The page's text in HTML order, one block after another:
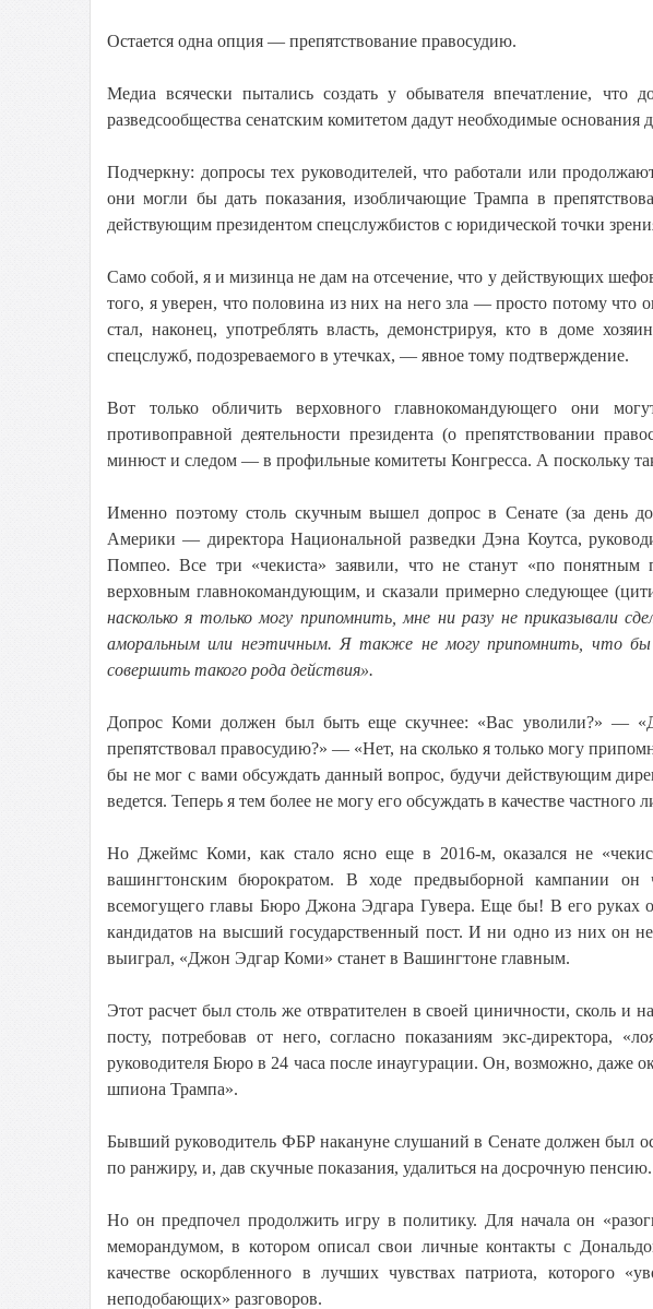
Остается одна опция — препятствование правосудию.
Медиа всячески пытались создать у обывателя впечатление,
разведсообщества сенатским комитетом дадут необходимые
Подчеркну: допросы тех руководителей, что работали или
они могли бы дать показания, изобличающие Трампа в
действующим президентом спецслужбистов с юридической точки
Само собой, я и мизинца не дам на отсечение, что у действующих
того, я уверен, что половина из них на него зла — просто потому что
стал, наконец, употреблять власть, демонстрируя, кто в доме
спецслужб, подозреваемого в утечках, — явное тому подтверждение.
Вот только обличить верховного главнокомандующего они
противоправной деятельности президента (о препятствовании
минюст и следом — в профильные комитеты Конгресса. А поскольку
Именно поэтому столь скучным вышел допрос в Сенате (за день
Америки — директора Национальной разведки Дэна Коутса,
Помпео. Все три «чекиста» заявили, что не станут «по понятным
верховным главнокомандующим, и сказали примерно следующее
насколько я только могу припомнить, мне ни разу не приказывали
аморальным или неэтичным. Я также не могу припомнить, что бы
совершить такого рода действия».
Допрос Коми должен был быть еще скучнее: «Вас уволили?» —
препятствовал правосудию?» — «Нет, на сколько я только могу
бы не мог с вами обсуждать данный вопрос, будучи действующим
ведется. Теперь я тем более не могу его обсуждать в качестве частного
Но Джеймс Коми, как стало ясно еще в 2016-м, оказался не
вашингтонским бюрократом. В ходе предвыборной кампании
всемогущего главы Бюро Джона Эдгара Гувера. Еще бы! В его руках
кандидатов на высший государственный пост. И ни одно из них он
выиграл, «Джон Эдгар Коми» станет в Вашингтоне главным.
Этот расчет был столь же отвратителен в своей циничности, сколь и
посту, потребовав от него, согласно показаниям экс-директора,
руководителя Бюро в 24 часа после инаугурации. Он, возможно, даже
шпиона Трампа».
Бывший руководитель ФБР накануне слушаний в Сенате должен был
по ранжиру, и, дав скучные показания, удалиться на досрочную пенсию.
Но он предпочел продолжить игру в политику. Для начала он
меморандумом, в котором описал свои личные контакты с
качестве оскорбленного в лучших чувствах патриота, которого
неподобающих» разговоров.